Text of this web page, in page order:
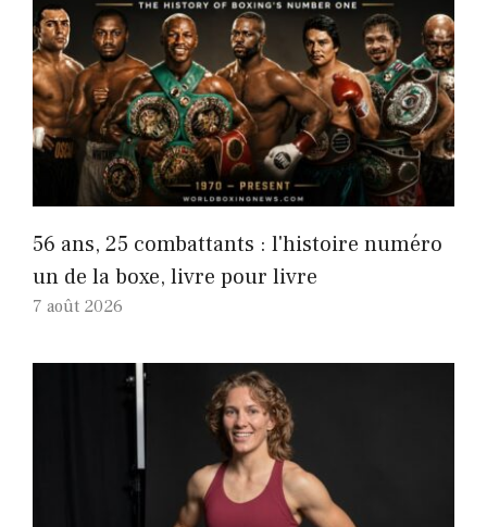
56 ans, 25 combattants : l'histoire numéro
un de la boxe, livre pour livre
7 août 2026